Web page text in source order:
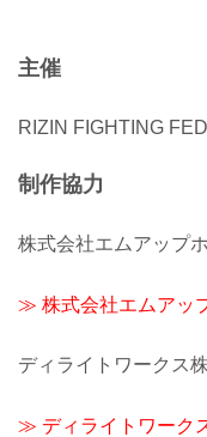
主催
RIZIN FIGHTING
制作協力
株式会社エムアップ
≫ 株式会社エムアッ
ディライトワークス
≫ ディライトワーク